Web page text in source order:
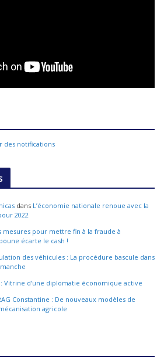
des notifications
dans L’économie nationale renoue avec la
2022
mesures pour mettre fin à la fraude à
écarte le cash !
des véhicules : La procédure bascule dans
: Vitrine d’une diplomatie économique active
Constantine : De nouveaux modèles de
agricole